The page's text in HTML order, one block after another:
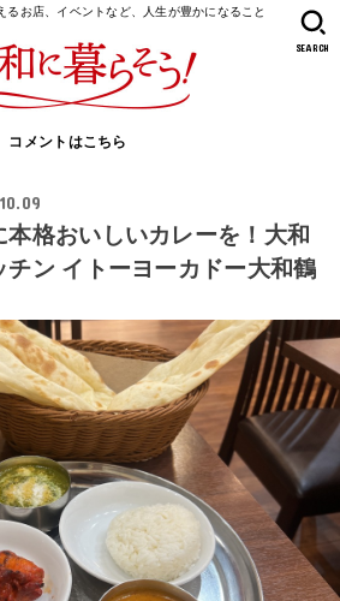
るお店、イベントなど、人生が豊かになること
コメントはこちら
SEARCH
格おいしいカレーを！大和
チン イトーヨーカドー大和鶴